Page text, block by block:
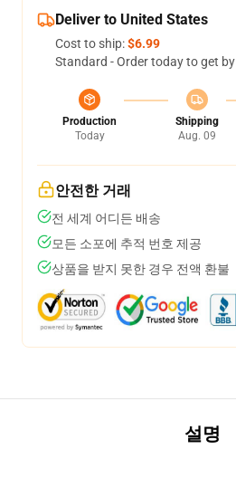
Deliver to United States
Cost to ship:$6.99
Standard - Order today to get by
Production
Today
Shipping
Aug. 09
안전한 거래
전 세계 어디든 배송
모든 소포에 추적 번호 제공
상품을 받지 못한 경우 전액 환불
설명